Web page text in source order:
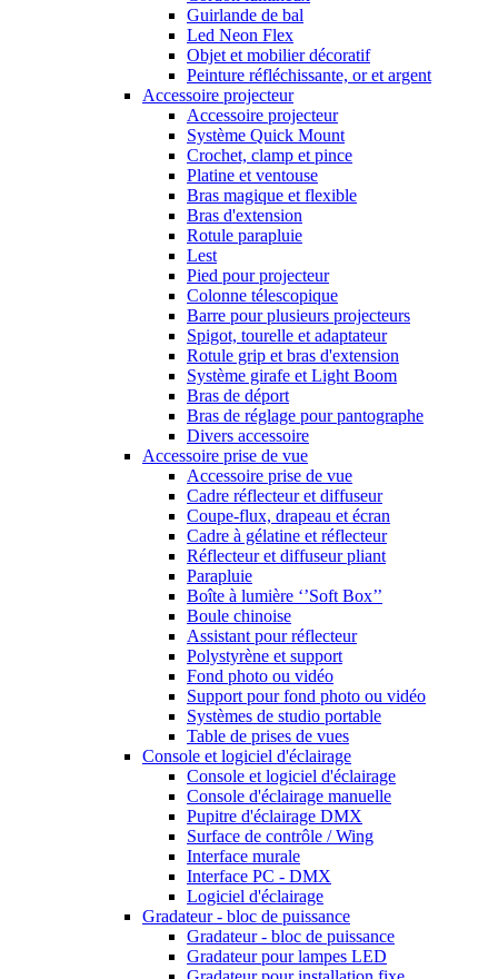
Guirlande de bal
Led Neon Flex
Objet et mobilier décoratif
Peinture réfléchissante, or et argent
Accessoire projecteur
Accessoire projecteur
Système Quick Mount
Crochet, clamp et pince
Platine et ventouse
Bras magique et flexible
Bras d'extension
Rotule parapluie
Lest
Pied pour projecteur
Colonne télescopique
Barre pour plusieurs projecteurs
Spigot, tourelle et adaptateur
Rotule grip et bras d'extension
Système girafe et Light Boom
Bras de déport
Bras de réglage pour pantographe
Divers accessoire
Accessoire prise de vue
Accessoire prise de vue
Cadre réflecteur et diffuseur
Coupe-flux, drapeau et écran
Cadre à gélatine et réflecteur
Réflecteur et diffuseur pliant
Parapluie
Boîte à lumière ‘’Soft Box’’
Boule chinoise
Assistant pour réflecteur
Polystyrène et support
Fond photo ou vidéo
Support pour fond photo ou vidéo
Systèmes de studio portable
Table de prises de vues
Console et logiciel d'éclairage
Console et logiciel d'éclairage
Console d'éclairage manuelle
Pupitre d'éclairage DMX
Surface de contrôle / Wing
Interface murale
Interface PC - DMX
Logiciel d'éclairage
Gradateur - bloc de puissance
Gradateur - bloc de puissance
Gradateur pour lampes LED